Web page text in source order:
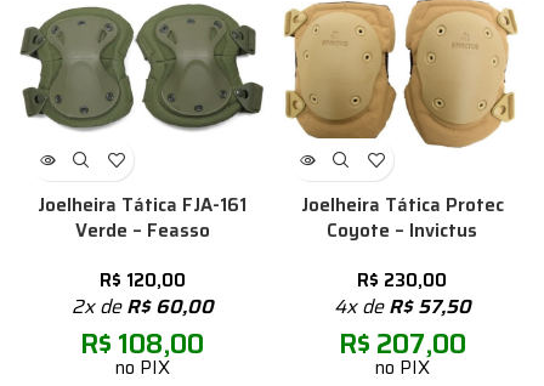
Joelheira Tática FJA-161
Verde – Feasso
R$ 120,00
2x deR$60,00
R$ 108,00
no PIX
Joelheira Tática Protec
Coyote – Invictus
R$ 230,00
4x deR$57,50
R$ 207,00
no PIX